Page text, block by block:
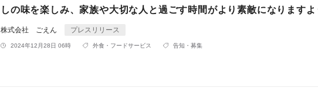
しの味を楽しみ、家族や大切な人と過ごす時間がより素敵になります
株式会社 ごえん プレスリリース
2024年12月28日 06時 外食・フードサービス 告知・募集